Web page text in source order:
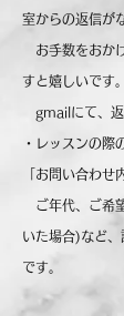
室からの返信が
お手数をおか
すと嬉しいです。
gmailにて、返
・レッスンの際
「お問い合わせ
ご年代、ご希
いた場合)など
です。